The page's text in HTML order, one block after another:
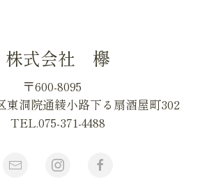
株式会社 欅
〒600-8095
東洞院通綾小路下る扇酒屋町302
TEL.075-371-4488